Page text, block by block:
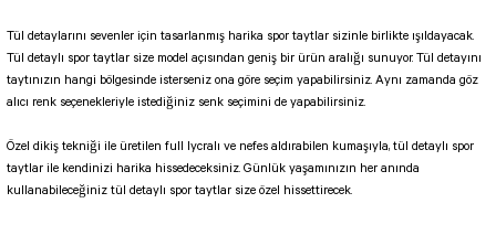
Tül detaylarını sevenler için tasarlanmış harika spor taytlar sizinle birlikte ışıldayacak.
Tül detaylı spor taytlar size model açısından geniş bir ürün aralığı sunuyor. Tül detayını
taytınızın hangi bölgesinde isterseniz ona göre seçim yapabilirsiniz. Aynı zamanda göz
alıcı renk seçenekleriyle istediğiniz senk seçimini de yapabilirsiniz.
Özel dikiş tekniği ile üretilen full lycralı ve nefes aldırabilen kumaşıyla, tül detaylı spor
taytlar ile kendinizi harika hissedeceksiniz. Günlük yaşamınızın her anında
kullanabileceğiniz tül detaylı spor taytlar size özel hissettirecek.